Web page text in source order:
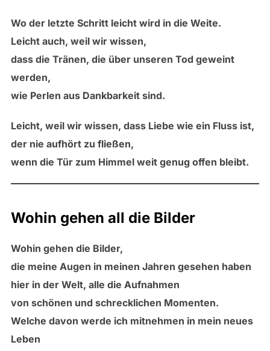
Wo der letzte Schritt leicht wird in die Weite.
Leicht auch, weil wir wissen,
dass die Tränen, die über unseren Tod geweint
werden,
wie Perlen aus Dankbarkeit sind.
Leicht, weil wir wissen, dass Liebe wie ein Fluss ist,
der nie aufhört zu fließen,
wenn die Tür zum Himmel weit genug offen bleibt.
Wohin gehen all die Bilder
Wohin gehen die Bilder,
die meine Augen in meinen Jahren gesehen haben
hier in der Welt, alle die Aufnahmen
von schönen und schrecklichen Momenten.
Welche davon werde ich mitnehmen in mein neues
Leben